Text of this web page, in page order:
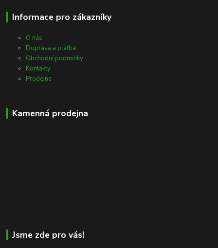
Informace pro zákazníky
O nás
Doprava a platba
Obchodní podmínky
Kontakty
Prodejna
Kamenná prodejna
Jsme zde pro vás!